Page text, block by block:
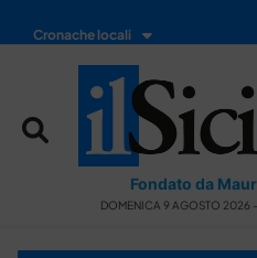
Cronache locali
Fondato da
DOMENICA 9 AGOSTO 2026